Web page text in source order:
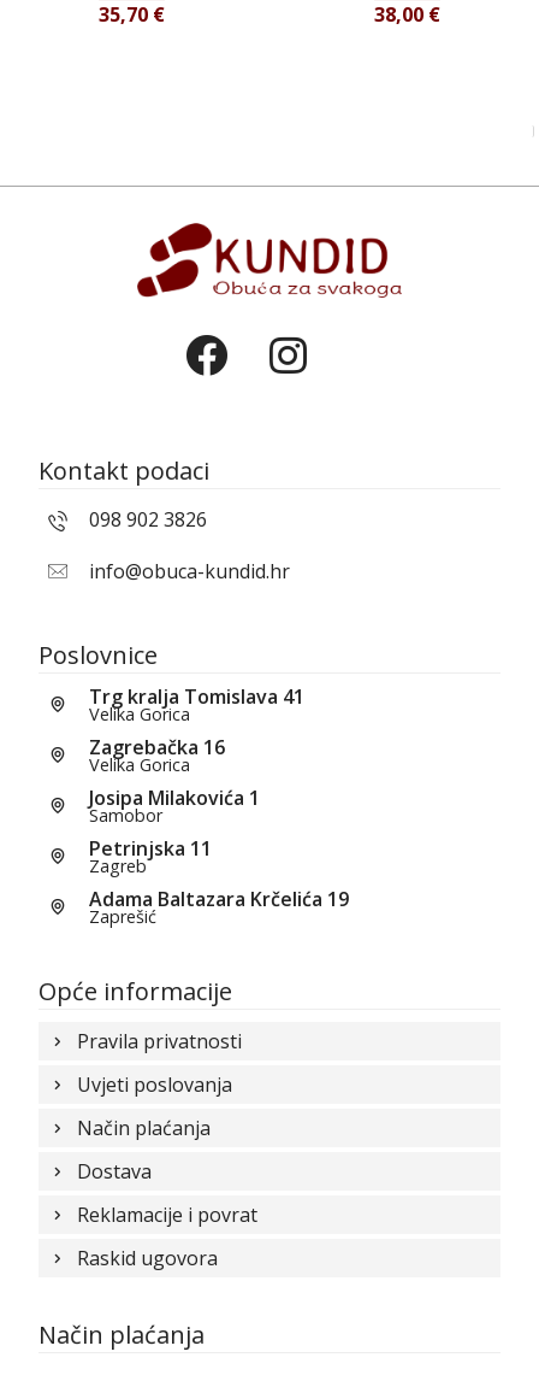
35,70 € 38,00 €
Kontakt podaci
098 902 3826
info@obuca-kundid.hr
Poslovnice
Trg kralja Tomislava 41
Velika Gorica
Zagrebačka 16
Velika Gorica
Josipa Milakovića 1
Samobor
Petrinjska 11
Zagreb
Adama Baltazara Krčelića 19
Zaprešić
Opće informacije
Pravila privatnosti
Uvjeti poslovanja
Način plaćanja
Dostava
Reklamacije i povrat
Raskid ugovora
Način plaćanja